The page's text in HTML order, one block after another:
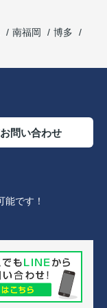
南福岡
博多
お問い合わせ
です！